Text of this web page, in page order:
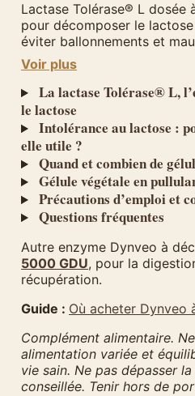
Lactase Tolérase® L dosée
pour décomposer le
éviter ballonnements et
végétales, à prendre à la
Paris 12e chez Herba Barona.
Voir plus
La lactase Tolérase® L,
le lactose
Intolérance au lactose :
elle utile ?
Quand et combien de
Gélule végétale en
Précautions d’emploi et
Questions fréquentes
Autre enzyme Dynveo à
5000 GDU, pour la
récupération.
Guide : Où acheter Dynveo
Complément alimentaire.
alimentation variée et
vie sain. Ne pas dépasser
conseillée. Tenir hors de